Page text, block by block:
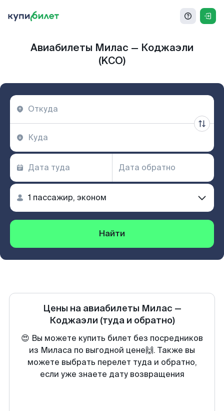
Авиабилеты Милас — Коджаэли
(KCO)
Найти
Цены на авиабилеты Милас —
Коджаэли (туда и обратно)
😍 Вы можете купить билет без посредников
из Миласа по выгодной цене🙌. Также вы
можете выбрать перелет туда и обратно,
если уже знаете дату возвращения